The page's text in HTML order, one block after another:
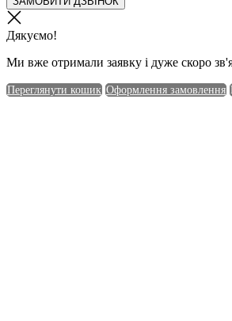
Дякуємо!
Ми вже отримали заявку і дуже скоро
Переглянути кошик Оформлення замовлення